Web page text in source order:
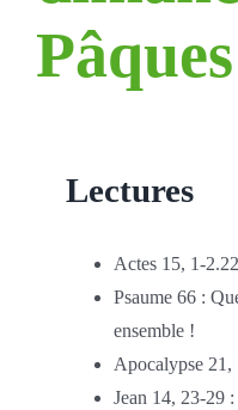
Pâques
Lectures
Actes 15, 1-
Psaume 66 :
ensemble !
Apocalypse 21,
Jean 14, 23-29